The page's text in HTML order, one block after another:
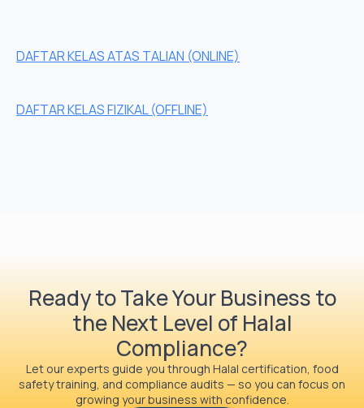
DAFTAR KELAS ATAS TALIAN (ONLINE)
DAFTAR KELAS FIZIKAL (OFFLINE)
Ready to Take Your Business to
the Next Level of Halal
Compliance?
Let our experts guide you through Halal certification, food
safety training, and compliance audits — so you can focus on
growing your business with confidence.